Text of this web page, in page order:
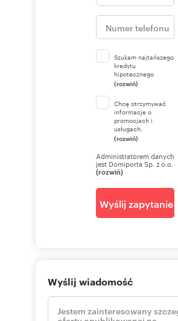
Szukam najtańszego
kredytu
hipotecznego
(rozwiń)
Chcę otrzymywać
informacje o
promocjach i
usługach.
(rozwiń)
Administratorem danych
jest Domiporta Sp. z o.o.
(rozwiń)
Wyślij zapytanie
Wyślij wiadomość